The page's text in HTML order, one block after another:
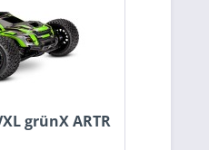
grünX ARTR